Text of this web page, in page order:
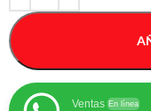
Ventas En línea